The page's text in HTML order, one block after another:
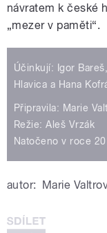
návratem k české
„mezer v paměti“.
Účinkují: Igor
Hlavica a Hana
Připravila: Marie
Režie: Aleš Vrzák
Natočeno v roce
autor: Marie